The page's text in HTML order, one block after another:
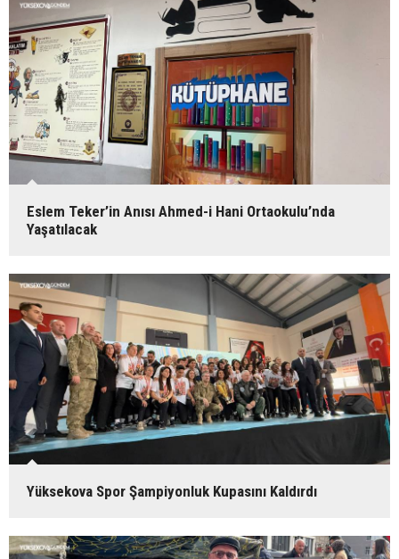
Eslem Teker’in Anısı Ahmed-i Hani Ortaokulu’nda
Yaşatılacak
Yüksekova Spor Şampiyonluk Kupasını Kaldırdı